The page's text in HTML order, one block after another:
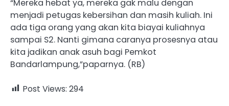
“Mereka hebat ya, mereka gak malu dengan
menjadi petugas kebersihan dan masih kuliah. Ini
ada tiga orang yang akan kita biayai kuliahnya
sampai S2. Nanti gimana caranya prosesnya atau
kita jadikan anak asuh bagi Pemkot
Bandarlampung,”paparnya. (RB)
Post Views: 294